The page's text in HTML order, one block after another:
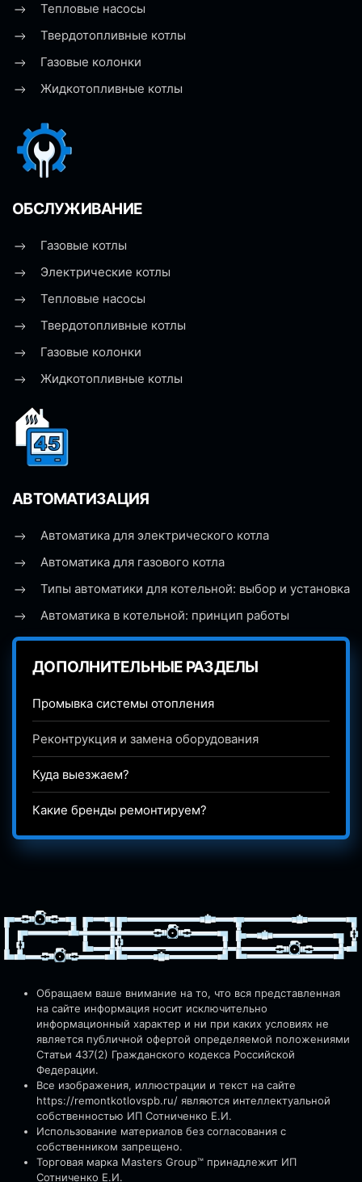
Тепловые насосы
Твердотопливные котлы
Газовые колонки
Жидкотопливные котлы
ОБСЛУЖИВАНИЕ
Газовые котлы
Электрические котлы
Тепловые насосы
Твердотопливные котлы
Газовые колонки
Жидкотопливные котлы
АВТОМАТИЗАЦИЯ
Автоматика для электрического котла
Автоматика для газового котла
Типы автоматики для котельной: выбор и установка
Автоматика в котельной: принцип работы
ДОПОЛНИТЕЛЬНЫЕ РАЗДЕЛЫ
Промывка системы отопления
Реконтрукция и замена оборудования
Куда выезжаем?
Какие бренды ремонтируем?
Обращаем ваше внимание на то, что вся представленная
на сайте информация носит исключительно
информационный характер и ни при каких условиях не
является публичной офертой определяемой положениями
Статьи 437(2) Гражданского кодекса Российской
Федерации.
Все изображения, иллюстрации и текст на сайте
https://remontkotlovspb.ru/ являются интеллектуальной
собственностью ИП Сотниченко Е.И.
Использование материалов без согласования с
собственником запрещено.
Торговая марка Masters Group™ принадлежит ИП
Сотниченко Е.И.